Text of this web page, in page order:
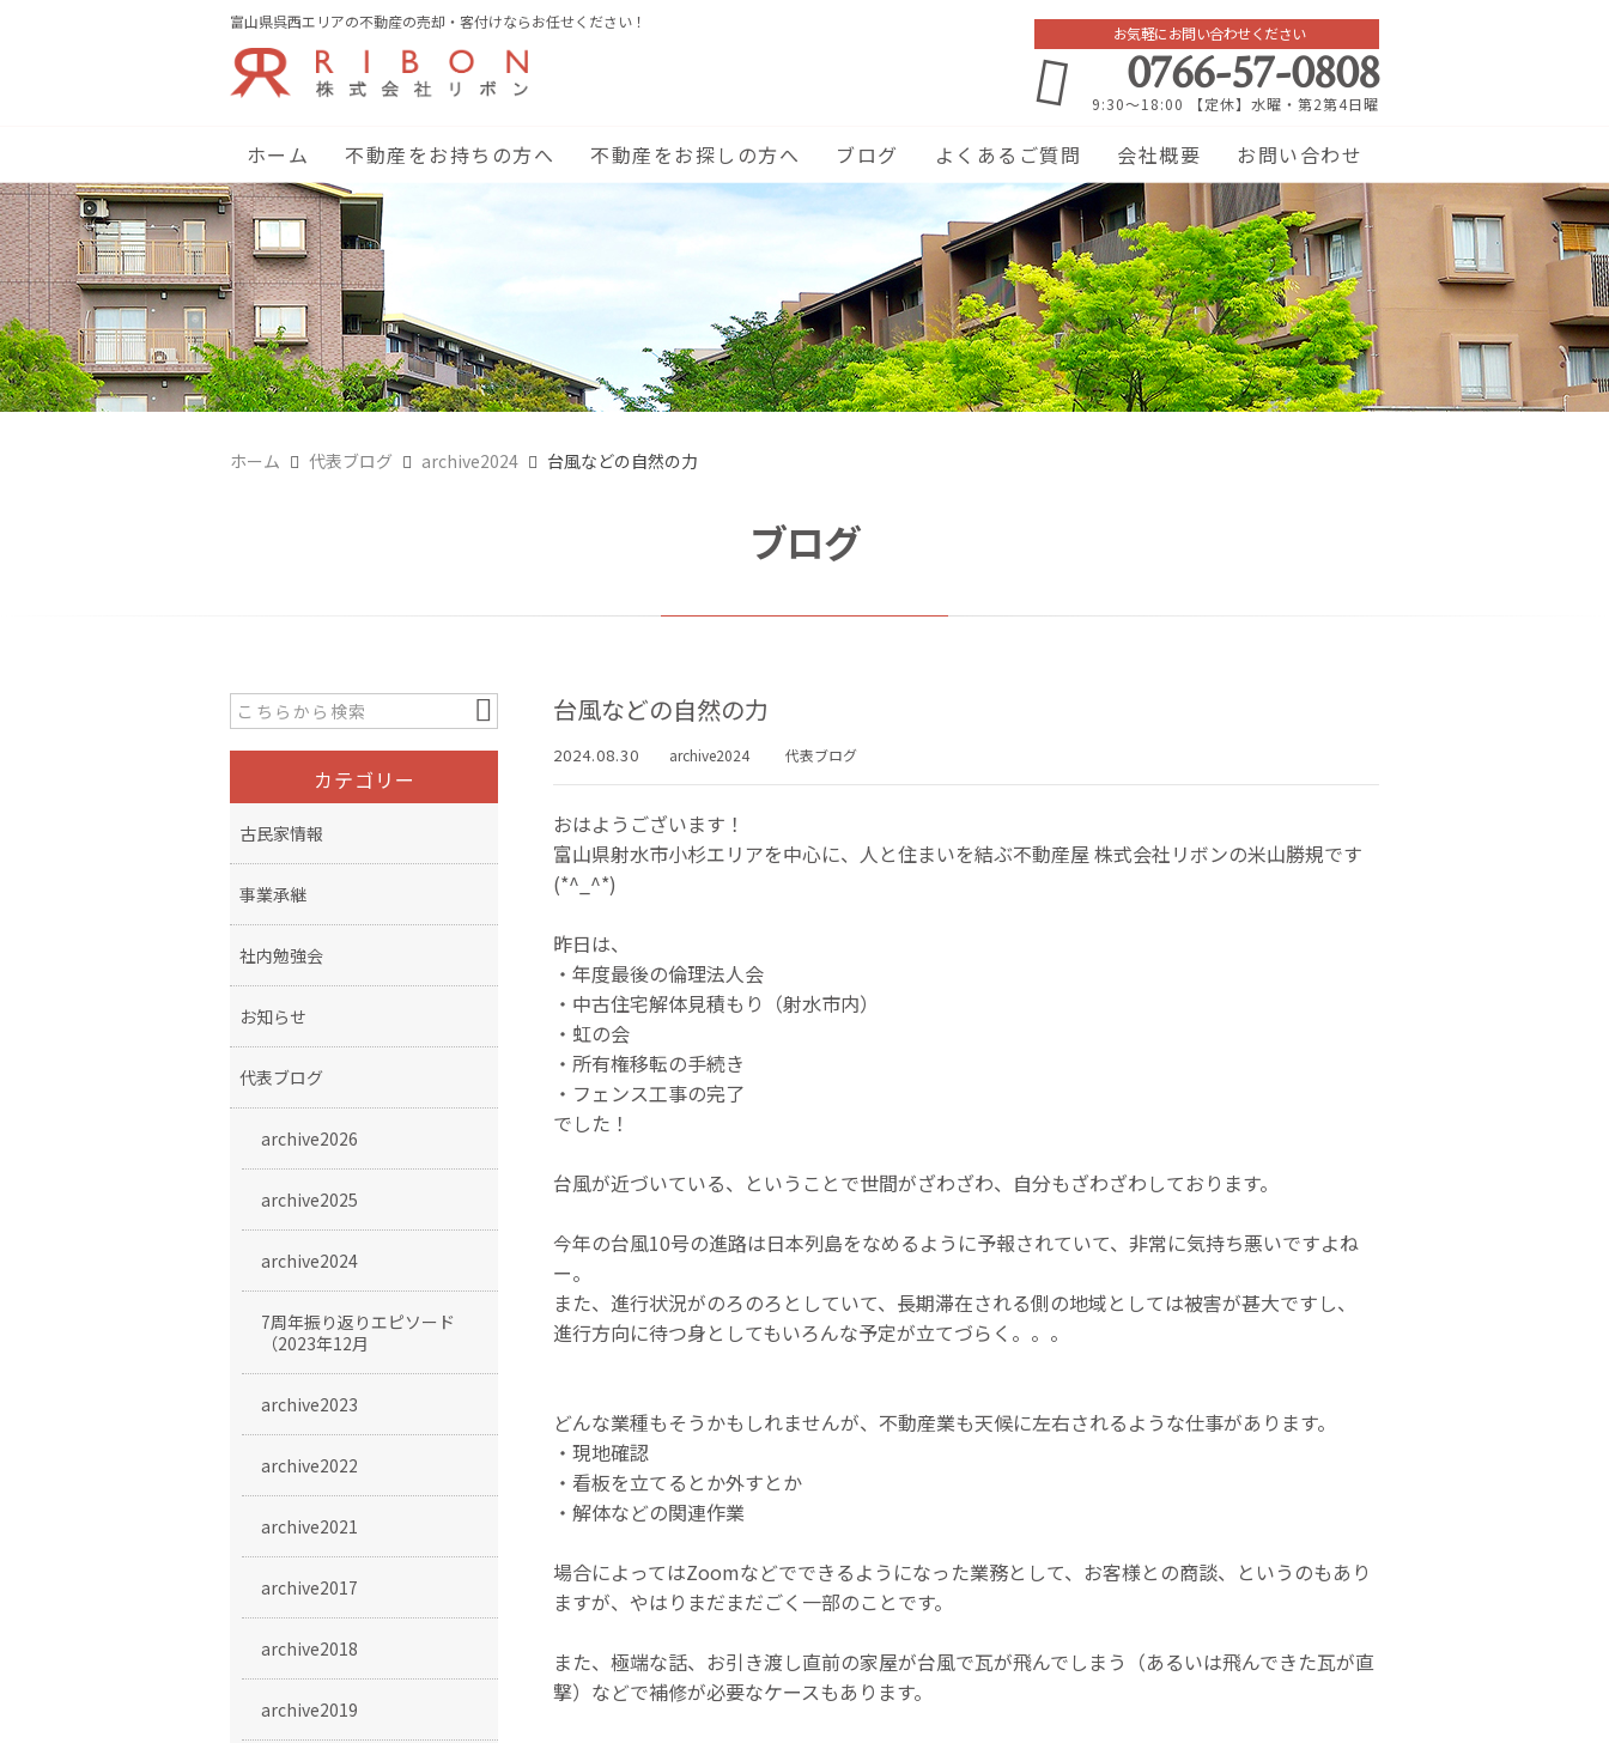
富山県呉西エリアの不動産の売却・客付けならお任せください！
お気軽にお問い合わせください
0766-57-0808
9:30～18:00 【定休】水曜・第2第4日曜
ホーム 不動産をお持ちの方へ 不動産をお探しの方へ ブログ よくあるご質問 会社概要 お問い合わせ
ホーム 代表ブログ archive2024 台風などの自然の力
ブログ
台風などの自然の力
2024.08.30 archive2024 代表ブログ
おはようございます！
富山県射水市小杉エリアを中心に、人と住まいを結ぶ不動産屋 株式会社リボンの米山勝規です
(*^_^*)
昨日は、
・年度最後の倫理法人会
・中古住宅解体見積もり（射水市内）
・虹の会
・所有権移転の手続き
・フェンス工事の完了
でした！
台風が近づいている、ということで世間がざわざわ、自分もざわざわしております。
今年の台風10号の進路は日本列島をなめるように予報されていて、非常に気持ち悪いですよね
ー。
また、進行状況がのろのろとしていて、長期滞在される側の地域としては被害が甚大ですし、
進行方向に待つ身としてもいろんな予定が立てづらく。。。
どんな業種もそうかもしれませんが、不動産業も天候に左右されるような仕事があります。
・現地確認
・看板を立てるとか外すとか
・解体などの関連作業
場合によってはZoomなどでできるようになった業務として、お客様との商談、というのもあり
ますが、やはりまだまだごく一部のことです。
また、極端な話、お引き渡し直前の家屋が台風で瓦が飛んでしまう（あるいは飛んできた瓦が直
撃）などで補修が必要なケースもあります。
カテゴリー
古民家情報
事業承継
社内勉強会
お知らせ
代表ブログ
archive2026
archive2025
archive2024
7周年振り返りエピソード
（2023年12月
archive2023
archive2022
archive2021
archive2017
archive2018
archive2019